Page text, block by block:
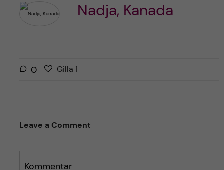
Nadja, Kanada
0
G
a
Gilla 1g
r
Leave a Comment
Kommentar